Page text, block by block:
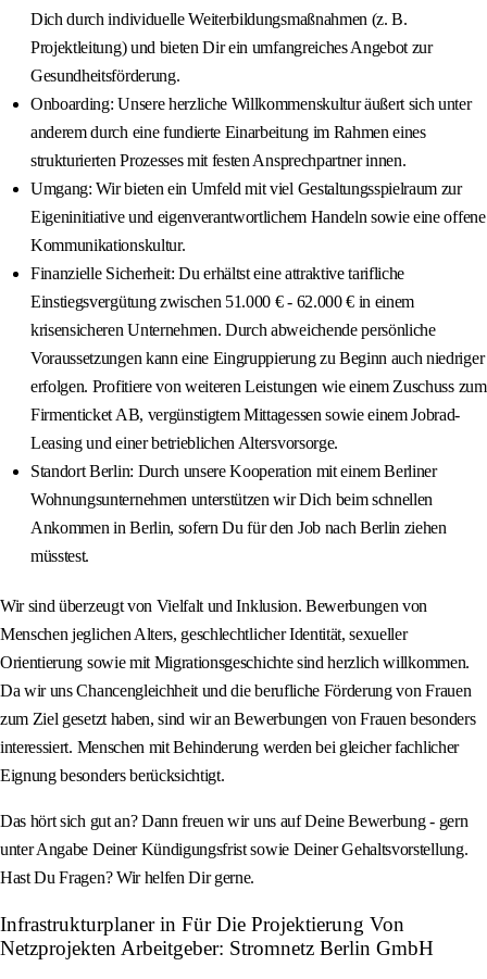
Dich durch individuelle Weiterbildungsmaßnahmen (z. B.
Projektleitung) und bieten Dir ein umfangreiches Angebot zur
Gesundheitsförderung.
Onboarding: Unsere herzliche Willkommenskultur äußert sich unter
anderem durch eine fundierte Einarbeitung im Rahmen eines
strukturierten Prozesses mit festen Ansprechpartner innen.
Umgang: Wir bieten ein Umfeld mit viel Gestaltungsspielraum zur
Eigeninitiative und eigenverantwortlichem Handeln sowie eine offene
Kommunikationskultur.
Finanzielle Sicherheit: Du erhältst eine attraktive tarifliche
Einstiegsvergütung zwischen 51.000 € - 62.000 € in einem
krisensicheren Unternehmen. Durch abweichende persönliche
Voraussetzungen kann eine Eingruppierung zu Beginn auch niedriger
erfolgen. Profitiere von weiteren Leistungen wie einem Zuschuss zum
Firmenticket AB, vergünstigtem Mittagessen sowie einem Jobrad-
Leasing und einer betrieblichen Altersvorsorge.
Standort Berlin: Durch unsere Kooperation mit einem Berliner
Wohnungsunternehmen unterstützen wir Dich beim schnellen
Ankommen in Berlin, sofern Du für den Job nach Berlin ziehen
müsstest.
Wir sind überzeugt von Vielfalt und Inklusion. Bewerbungen von
Menschen jeglichen Alters, geschlechtlicher Identität, sexueller
Orientierung sowie mit Migrationsgeschichte sind herzlich willkommen.
Da wir uns Chancengleichheit und die berufliche Förderung von Frauen
zum Ziel gesetzt haben, sind wir an Bewerbungen von Frauen besonders
interessiert. Menschen mit Behinderung werden bei gleicher fachlicher
Eignung besonders berücksichtigt.
Das hört sich gut an? Dann freuen wir uns auf Deine Bewerbung - gern
unter Angabe Deiner Kündigungsfrist sowie Deiner Gehaltsvorstellung.
Hast Du Fragen? Wir helfen Dir gerne.
Infrastrukturplaner in Für Die Projektierung Von
Netzprojekten Arbeitgeber: Stromnetz Berlin GmbH